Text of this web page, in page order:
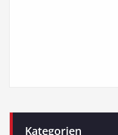
Kategorien